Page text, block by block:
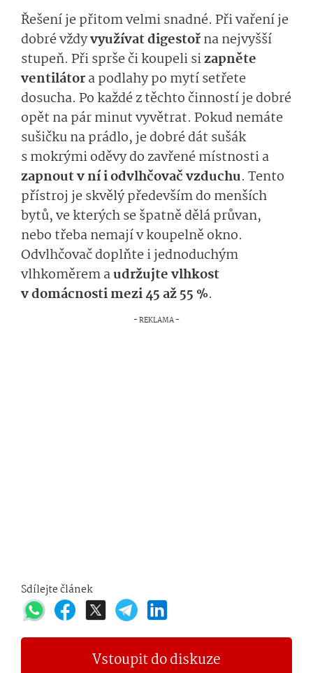
Řešení je přitom velmi snadné. Při vaření je
dobré vždyvyužívat digestořna nejvyšší
stupeň. Při sprše či koupeli sizapněte
ventilátora podlahy po mytí setřete
dosucha. Po každé z těchto činností je dobré
opět na pár minut vyvětrat. Pokud nemáte
sušičku na prádlo, je dobré dát sušák
s mokrými oděvy do zavřené místnosti a
zapnout v ní i odvlhčovač vzduchu. Tento
přístroj je skvělý především do menších
bytů, ve kterých se špatně dělá průvan,
nebo třeba nemají v koupelně okno.
Odvlhčovač doplňte i jednoduchým
vlhkoměrem audržujte vlhkost
v domácnosti mezi 45 až 55 %.
Sdílejte článek
Vstoupit do diskuze